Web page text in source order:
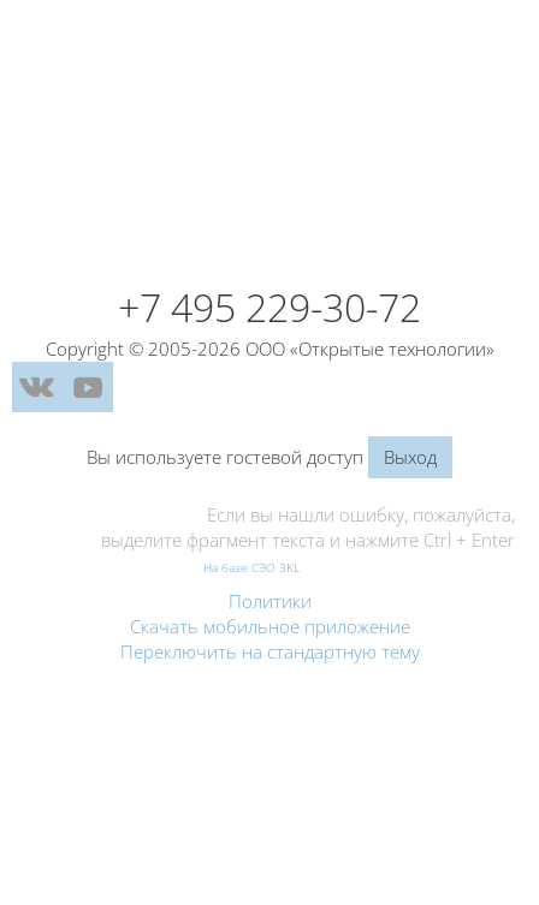
+7 495 229-30-72
Copyright © 2005-2026 ООО «Открытые технологии»
Вы используете гостевой доступ Выход
Если вы нашли ошибку, пожалуйста,
выделите фрагмент текста и нажмите Ctrl + Enter
На базе СЭО 3KL
Политики
Скачать мобильное приложение
Переключить на стандартную тему